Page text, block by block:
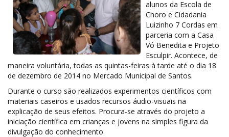
alunos da Escola de
Choro e Cidadania
Luizinho 7 Cordas em
parceria com a Casa
Vó Benedita e Projeto
Esculpir. Acontece, de
maneira voluntária, todas as quintas-feiras à tarde até o dia 18
de dezembro de 2014 no Mercado Municipal de Santos.
Durante o curso são realizados experimentos científicos com
materiais caseiros e usados recursos áudio-visuais na
explicação de seus efeitos. Procura-se através do projeto a
iniciação científica em crianças e jovens na simples figura da
divulgação do conhecimento.